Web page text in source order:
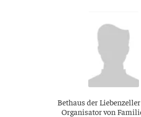
Bet­haus der
Orga­ni­sa­tor von